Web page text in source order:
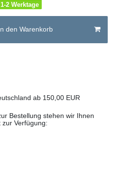
2 Werktage
den Warenkorb
ab 150,00 EUR
Bestellung stehen wir Ihnen
Verfügung: